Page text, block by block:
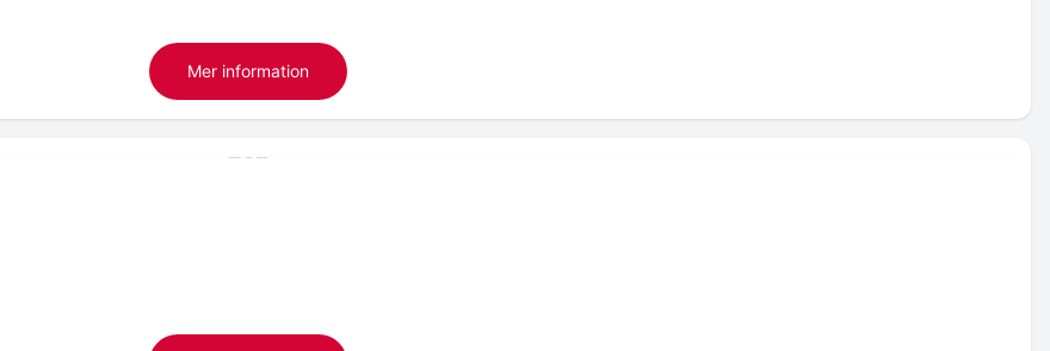
Mer information